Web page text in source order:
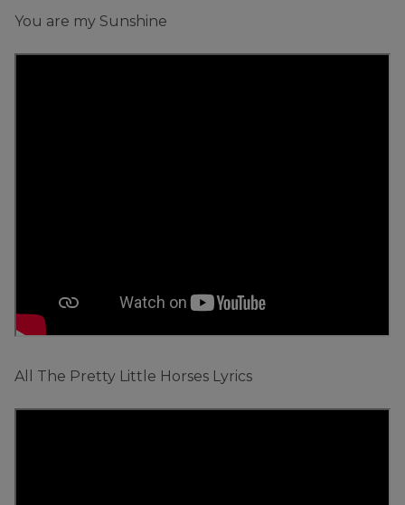
You are my Sunshine
All The Pretty Little Horses Lyrics